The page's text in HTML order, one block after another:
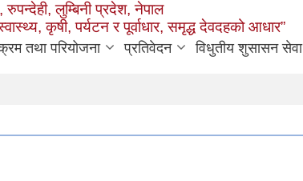
रुपन्देही, लुम्बिनी प्रदेश, नेपाल
स्वास्थ्य, कृषी, पर्यटन र पूर्वाधार, समृद्ध देवदहको आधार”
तथा परियोजना प्रतिवेदन विधुतीय शुसासन सेवा